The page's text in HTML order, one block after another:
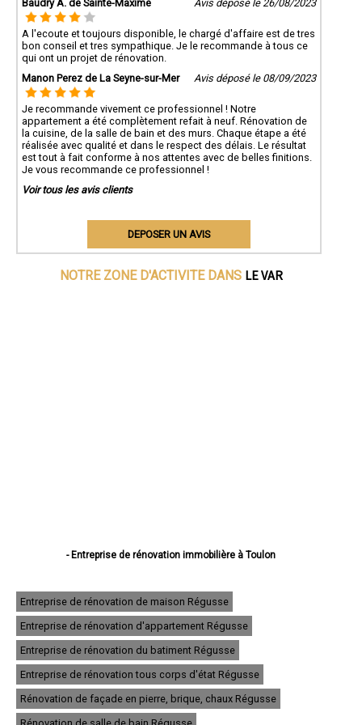
Baudry A. de Sainte-Maxime Avis déposé le 26/08/2023
A l'ecoute et toujours disponible, le chargé d'affaire est de tres
bon conseil et tres sympathique. Je le recommande à tous ce
qui ont un projet de rénovation.
Manon Perez de La Seyne-sur-Mer
Avis déposé le 08/09/2023
Je recommande vivement ce professionnel ! Notre
appartement a été complètement refait à neuf. Rénovation de
la cuisine, de la salle de bain et des murs. Chaque étape a été
réalisée avec qualité et dans le respect des délais. Le résultat
est tout à fait conforme à nos attentes avec de belles finitions.
Je vous recommande ce professionnel !
Voir tous les avis clients
DEPOSER UN AVIS
NOTRE ZONE D'ACTIVITE DANS LE VAR
- Entreprise de rénovation immobilière à Toulon
- Entreprise de rénovation immobilière à Fréjus
- Entreprise de rénovation immobilière à Draguignan
- Entreprise de rénovation immobilière à Six-Fours-les-Plages
- Entreprise de rénovation immobilière à Saint-Raphaël
- Entreprise de rénovation immobilière à La Garde
- Entreprise de rénovation immobilière à La Valette-du-Var
- Entreprise de rénovation immobilière à Sanary-sur-Mer
- Entreprise de rénovation immobilière à La Crau
- Entreprise de rénovation immobilière à Brignoles
Entreprise de rénovation de maison Régusse
Entreprise de rénovation d'appartement Régusse
Entreprise de rénovation du batiment Régusse
Entreprise de rénovation tous corps d'état Régusse
Rénovation de façade en pierre, brique, chaux Régusse